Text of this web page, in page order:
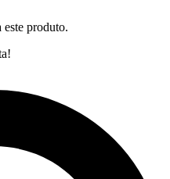
este produto.